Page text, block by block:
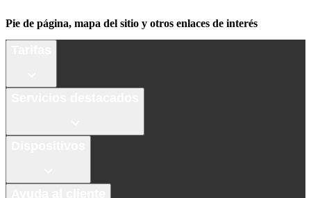
Pie de página, mapa del sitio y otros enlaces de interés